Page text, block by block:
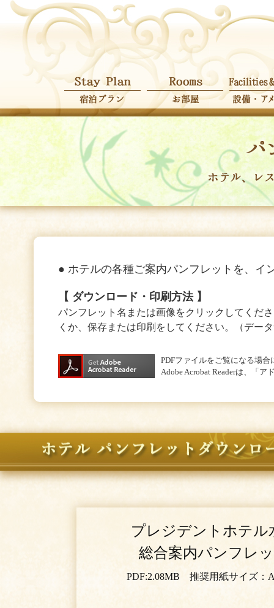
宿泊プラン お部屋
● ホテルの各種ご案内パンフレットを、
【 ダウンロード・印刷方法 】
パンフレット名または画像をクリックしてくだ
くか、保存または印刷をしてください。（デー
PDFファイルをご覧になる場合
Adobe Acrobat Readerは、「
プレジデントホテル
総合案内パンフレ
PDF:2.08MB 推奨用紙サイズ：